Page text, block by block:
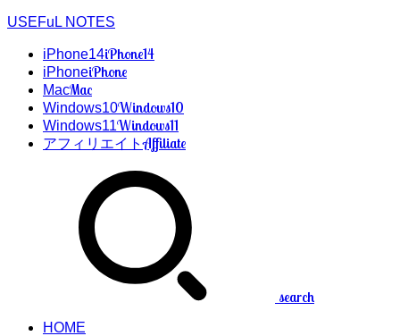
USEFuL NOTES
iPhone14iPhone14
iPhoneiPhone
MacMac
Windows10Windows10
Windows11Windows11
アフィリエイトAffiliate
search
HOME